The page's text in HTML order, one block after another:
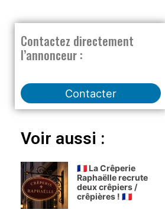
Contactez directement
l’annonceur :
Contacter
Voir aussi :
🇫🇷 La Crêperie
Raphaëlle recrute
deux crêpiers /
crêpières ! 🇫🇷